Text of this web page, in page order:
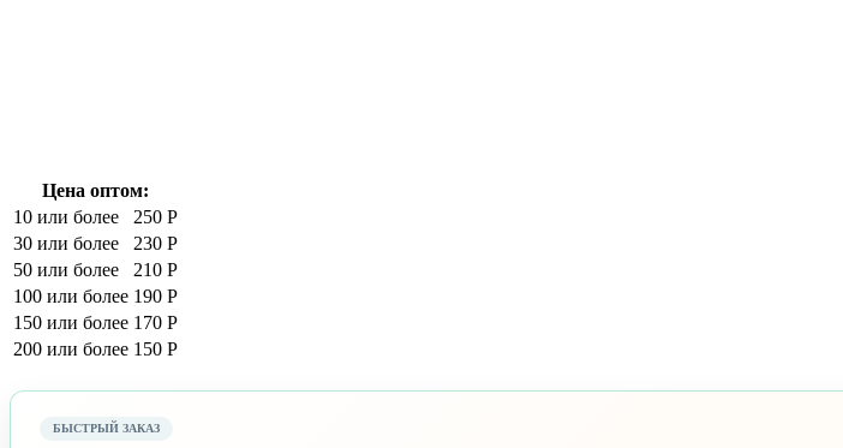
Цена оптом:
10 или более
250 Р
30 или более
230 Р
50 или более
210 Р
100 или более 190 Р
150 или более 170 Р
200 или более 150 Р
БЫСТРЫЙ ЗАКАЗ